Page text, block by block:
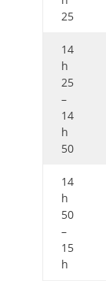
25
14
h
25
–
14
h
50
14
h
50
–
15
h